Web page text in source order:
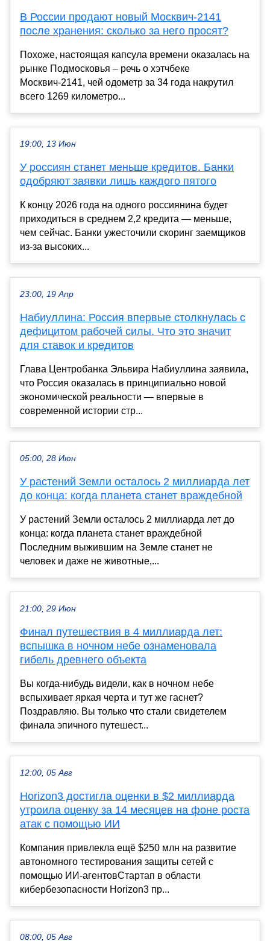
В России продают новый Москвич-2141
после хранения: сколько за него просят?
Похоже, настоящая капсула времени оказалась на
рынке Подмосковья – речь о хэтчбеке
Москвич-2141, чей одометр за 34 года накрутил
всего 1269 километро...
19:00, 13 Июн
У россиян станет меньше кредитов. Банки
одобряют заявки лишь каждого пятого
К концу 2026 года на одного россиянина будет
приходиться в среднем 2,2 кредита — меньше,
чем сейчас. Банки ужесточили скоринг заемщиков
из-за высоких...
23:00, 19 Апр
Набиуллина: Россия впервые столкнулась с
дефицитом рабочей силы. Что это значит
для ставок и кредитов
Глава Центробанка Эльвира Набиуллина заявила,
что Россия оказалась в принципиально новой
экономической реальности — впервые в
современной истории стр...
05:00, 28 Июн
У растений Земли осталось 2 миллиарда лет
до конца: когда планета станет враждебной
У растений Земли осталось 2 миллиарда лет до
конца: когда планета станет враждебной
Последним выжившим на Земле станет не
человек и даже не животные,...
21:00, 29 Июн
Финал путешествия в 4 миллиарда лет:
вспышка в ночном небе ознаменовала
гибель древнего объекта
Вы когда-нибудь видели, как в ночном небе
вспыхивает яркая черта и тут же гаснет?
Поздравляю. Вы только что стали свидетелем
финала эпичного путешест...
12:00, 05 Авг
Horizon3 достигла оценки в $2 миллиарда
утроила оценку за 14 месяцев на фоне роста
атак с помощью ИИ
Компания привлекла ещё $250 млн на развитие
автономного тестирования защиты сетей с
помощью ИИ-агентовСтартап в области
кибербезопасности Horizon3 пр...
08:00, 05 Авг